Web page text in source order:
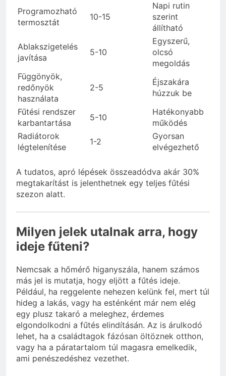
Programozható
termosztát
10-15
Napi rutin
szerint
állítható
Ablakszigetelés
javítása
5-10
Egyszerű,
olcsó
megoldás
Függönyök,
redőnyök
használata
2-5
Éjszakára
húzzuk be
Fűtési rendszer
karbantartása
5-10
Hatékonyabb
működés
Radiátorok
légtelenítése
1-2
Gyorsan
elvégezhető
A tudatos, apró lépések összeadódva akár 30%
megtakarítást is jelenthetnek egy teljes fűtési
szezon alatt.
Milyen jelek utalnak arra, hogy
ideje fűteni?
Nemcsak a hőmérő higanyszála, hanem számos
más jel is mutatja, hogy eljött a fűtés ideje.
Például, ha reggelente nehezen kelünk fel, mert túl
hideg a lakás, vagy ha esténként már nem elég
egy plusz takaró a meleghez, érdemes
elgondolkodni a fűtés elindításán. Az is árulkodó
lehet, ha a családtagok fázósan öltöznek otthon,
vagy ha a páratartalom túl magasra emelkedik,
ami penészedéshez vezethet.